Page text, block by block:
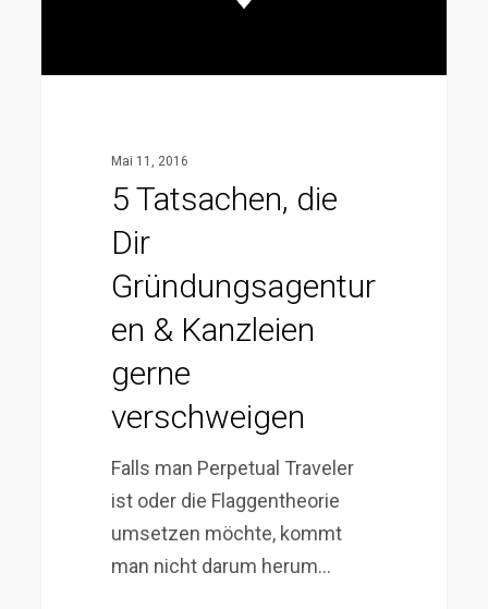
verschweigen
Mai 11, 2016
5 Tatsachen, die
Dir
Gründungsagentur
en & Kanzleien
gerne
verschweigen
Falls man Perpetual Traveler
ist oder die Flaggentheorie
umsetzen möchte, kommt
man nicht darum herum…